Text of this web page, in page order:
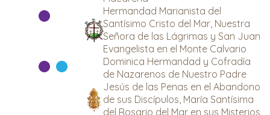
Hermandad Marianista del
Santísimo Cristo del Mar, Nuestra
Señora de las Lágrimas y San Juan
Evangelista en el Monte Calvario
Dominica Hermandad y Cofradía
de Nazarenos de Nuestro Padre
Jesús de las Penas en el Abandono
de sus Discípulos, María Santísima
del Rosario del Mar en sus Misterios